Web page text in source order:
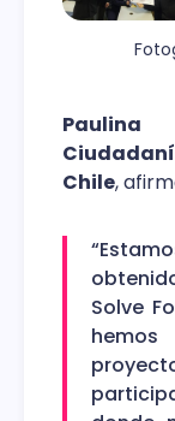
Paulina
Chile,
Solve